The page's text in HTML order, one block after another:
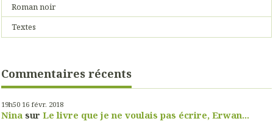
Roman noir
Textes
Commentaires récents
19h50 16 févr. 2018
Nina sur Le livre que je ne voulais pas écrire, Erwan...